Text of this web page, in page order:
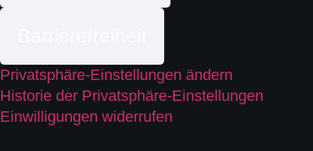
Privatsphäre-Einstellungen ändern
Historie der Privatsphäre-Einstellungen
Einwilligungen widerrufen